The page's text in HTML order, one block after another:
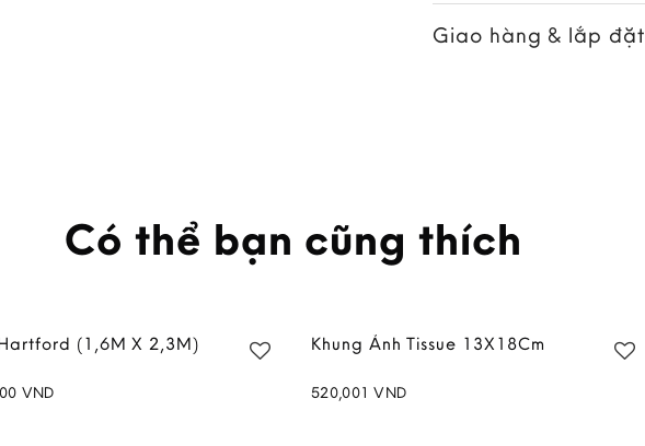
Giao hàng & lắp đặt
Có thể bạn cũng thích
(1,6M X 2,3M)
VND
Khung Ảnh Tissue 13X18Cm
520,001VND